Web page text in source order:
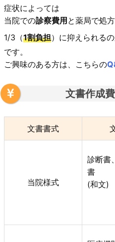
症状によっては
当院での診察費用 と薬局で処
1/3（1割負担）に抑えられる
です。
ご興味のある方は、こちらの
文書作成
文書書式
当院様式
診断書
書
(和文)